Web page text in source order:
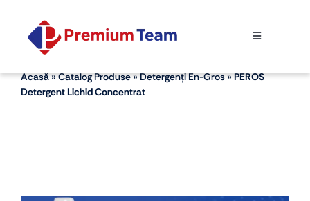
content
Toggle
ACASĂ
Acasă»Catalog Produse»Detergenți En-Gros»PEROS
Detergent Lichid Concentrat